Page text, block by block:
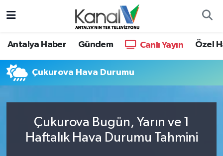
Antalya Haber Gündem Canlı Yayın Özel
Çukurova Hava Durumu
Çukurova Bugün, Yarın ve 1
Haftalık Hava Durumu Tahmini
Antalya Haber
Dünya
Ekonomi
Hava Durumu
Trafik Durumu
Tüm Manşetler